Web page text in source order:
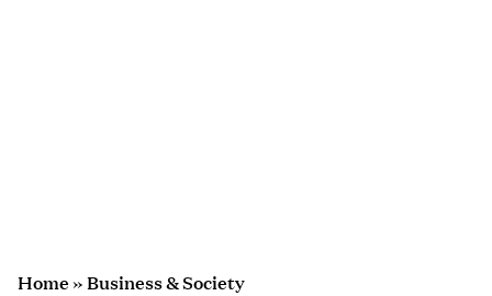
Home»Business & Society